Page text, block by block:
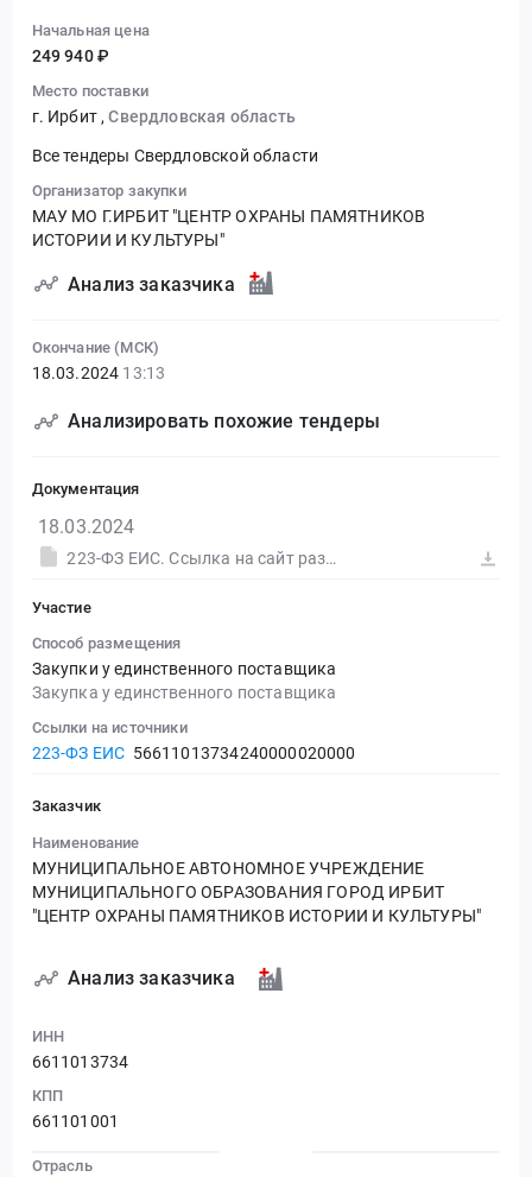
Начальная цена
249 940 ₽
Место поставки
г. Ирбит ,Свердловская область
Все тендеры Свердловской области
Организатор закупки
МАУ МО Г.ИРБИТ "ЦЕНТР ОХРАНЫ ПАМЯТНИКОВ
ИСТОРИИ И КУЛЬТУРЫ"
Анализ заказчика
Окончание (МСК)
18.03.2024 13:13
Анализировать похожие тендеры
Документация
18.03.2024
223-ФЗ ЕИС. Ссылка на сайт размещения тендера #30582808304.doc
Участие
Способ размещения
Закупки у единственного поставщика
Закупка у единственного поставщика
Ссылки на источники
223-ФЗ ЕИС 56611013734240000020000
Заказчик
Наименование
МУНИЦИПАЛЬНОЕ АВТОНОМНОЕ УЧРЕЖДЕНИЕ
МУНИЦИПАЛЬНОГО ОБРАЗОВАНИЯ ГОРОД ИРБИТ
"ЦЕНТР ОХРАНЫ ПАМЯТНИКОВ ИСТОРИИ И КУЛЬТУРЫ"
Анализ заказчика
ИНН
6611013734
КПП
661101001
Отрасль